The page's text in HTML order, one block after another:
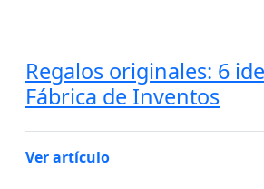
Regalos originales: 6
Fábrica de Inventos
Ver artículo